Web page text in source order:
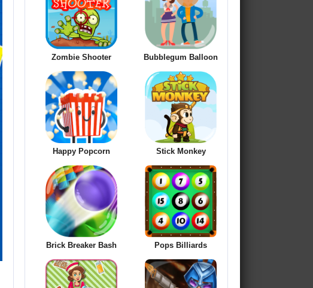
Zombie Shooter Bubblegum Balloon
Happy Popcorn Stick Monkey
Brick Breaker Bash Pops Billiards